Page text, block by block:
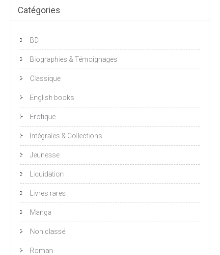
Catégories
BD
Biographies & Témoignages
Classique
English books
Erotique
Intégrales & Collections
Jeunesse
Liquidation
Livres rares
Manga
Non classé
Roman